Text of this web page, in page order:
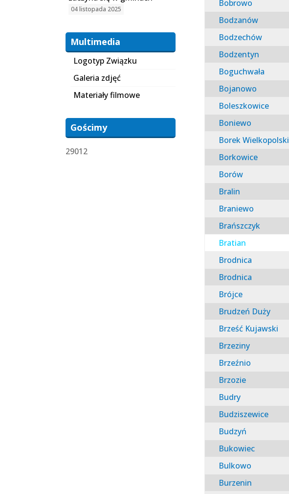
Bobrowo
Bodzanów
Bodzechów
Bodzentyn
Boguchwała
Bojanowo
Boleszkowice
Boniewo
Borek Wielkopolski
Borkowice
Borów
Bralin
Braniewo
Brańszczyk
Bratian
Brodnica
Brodnica
Brójce
Brudzeń Duży
Brześć Kujawski
Brzeziny
Brzeźnio
Brzozie
Budry
Budziszewice
Budzyń
Bukowiec
Bulkowo
Burzenin
04 listopada 2025
Multimedia
Logotyp Związku
Galeria zdjęć
Materiały filmowe
Gościmy
29012